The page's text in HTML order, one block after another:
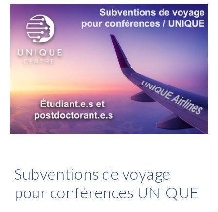
Subventions de voyage
pour conférences UNIQUE